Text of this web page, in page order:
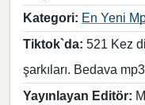
Kategori: En Yeni
Tiktok`da: 521 Kez
şarkıları. Bedava
Yayınlayan Editör: